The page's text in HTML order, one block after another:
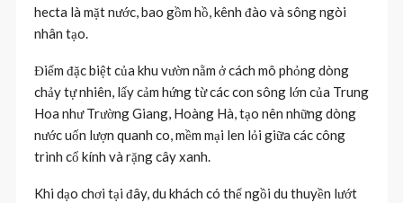
hecta là mặt nước, bao gồm hồ, kênh đào và sông ngòi
nhân tạo.
Điểm đặc biệt của khu vườn nằm ở cách mô phỏng dòng
chảy tự nhiên, lấy cảm hứng từ các con sông lớn của Trung
Hoa như Trường Giang, Hoàng Hà, tạo nên những dòng
nước uốn lượn quanh co, mềm mại len lỏi giữa các công
trình cổ kính và rặng cây xanh.
Khi dạo chơi tại đây, du khách có thể ngồi du thuyền lướt